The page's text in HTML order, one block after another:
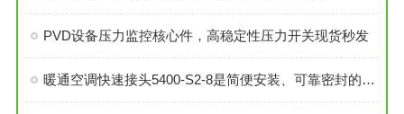
PVD设备压力监控核心件，高稳定性压力开关现货秒发
暖通空调快速接头5400-S2-8是简便安装、可靠密封的理想选择